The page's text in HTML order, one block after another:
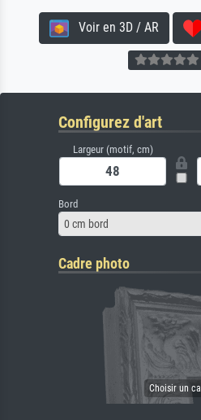
Voir en 3D / AR
Configurez d'art
Largeur (motif, cm)
Bord
0 cm bord
Cadre photo